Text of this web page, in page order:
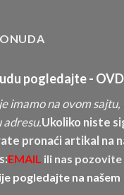
pogledajte -
imamo na ovom
adresu.Ukoliko niste
pronaći artikal na
EMAIL ili nas pozovite
pogledajte na našem